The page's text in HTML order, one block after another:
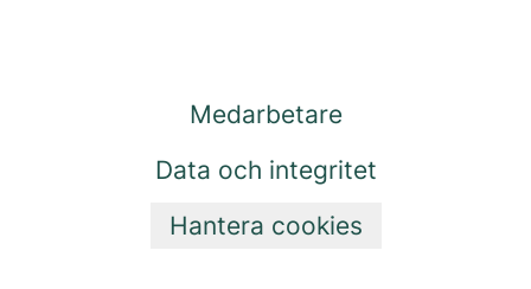
Medarbetare
Data och integritet
Hantera cookies